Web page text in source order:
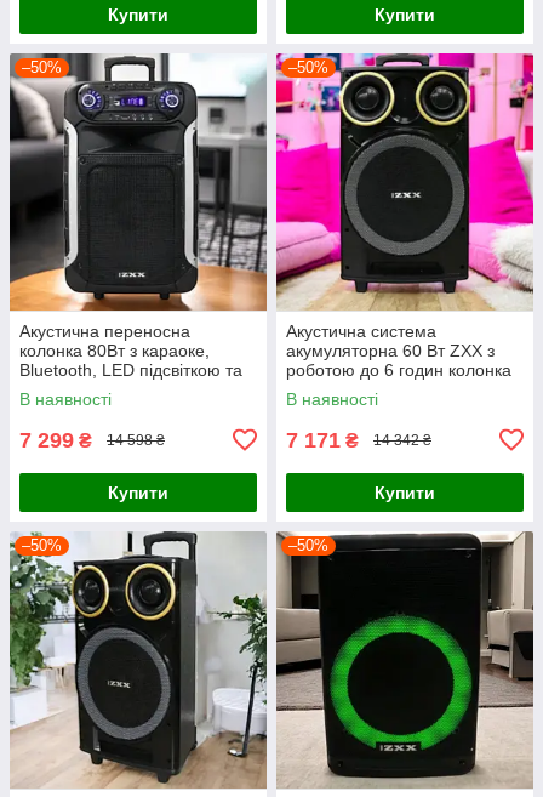
Купити Купити
–50%
Акустична переносна
колонка 80Вт з караоке,
Bluetooth, LED підсвіткою та
двома мікрофонами
В наявності
7 299 ₴ 14 598 ₴
Купити
–50%
Акустична система
акумуляторна 60 Вт ZXX з
роботою до 6 годин колонка
на колесах блютуз стерео
система
В наявності
7 171 ₴ 14 342 ₴
Купити
–50% –50%